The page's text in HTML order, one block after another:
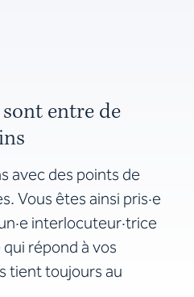
entre de
avec des points de
Vous êtes ainsi pris·e
interlocuteur·trice
répond à vos
tient toujours au